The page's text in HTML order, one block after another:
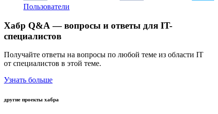
Пользователи
Хабр Q&A — вопросы и ответы для IT-
специалистов
Получайте ответы на вопросы по любой теме из области IT
от специалистов в этой теме.
Узнать больше
другие проекты хабра